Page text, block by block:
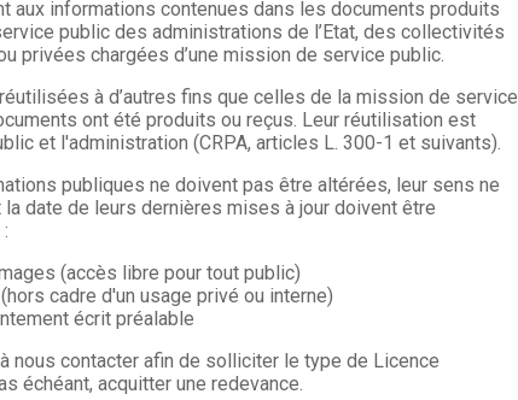
aux informations contenues dans les documents produits
public des administrations de l’Etat, des collectivités
privées chargées d’une mission de service public.
à d’autres fins que celles de la mission de service
ont été produits ou reçus. Leur réutilisation est
et l'administration (CRPA, articles L. 300-1 et suivants).
publiques ne doivent pas être altérées, leur sens ne
date de leurs dernières mises à jour doivent être
(accès libre pour tout public)
cadre d'un usage privé ou interne)
écrit préalable
nous contacter afin de solliciter le type de Licence
échéant, acquitter une redevance.